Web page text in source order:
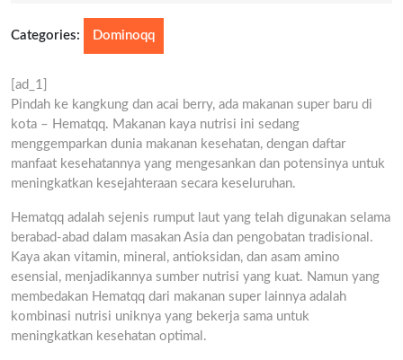
Categories: Dominoqq
[ad_1]
Pindah ke kangkung dan acai berry, ada makanan super baru di
kota – Hematqq. Makanan kaya nutrisi ini sedang
menggemparkan dunia makanan kesehatan, dengan daftar
manfaat kesehatannya yang mengesankan dan potensinya untuk
meningkatkan kesejahteraan secara keseluruhan.
Hematqq adalah sejenis rumput laut yang telah digunakan selama
berabad-abad dalam masakan Asia dan pengobatan tradisional.
Kaya akan vitamin, mineral, antioksidan, dan asam amino
esensial, menjadikannya sumber nutrisi yang kuat. Namun yang
membedakan Hematqq dari makanan super lainnya adalah
kombinasi nutrisi uniknya yang bekerja sama untuk
meningkatkan kesehatan optimal.